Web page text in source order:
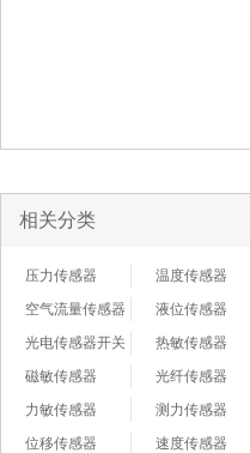
相关分类
压力传感器
温度传感器
空气流量传感器
液位传感器
光电传感器开关
热敏传感器
磁敏传感器
光纤传感器
力敏传感器
测力传感器
位移传感器
速度传感器